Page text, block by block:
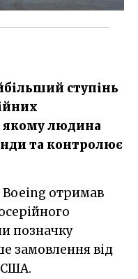
ступінь
якому людина
та контролює
позначку
замовлення від
США.